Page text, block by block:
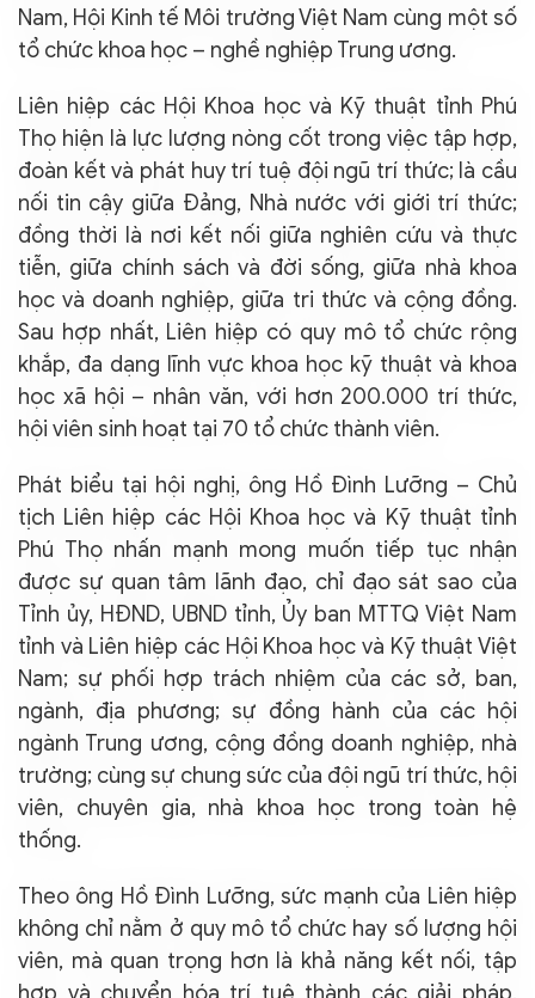
Nam, Hội Kinh tế Môi trường Việt Nam cùng một số
tổ chức khoa học – nghề nghiệp Trung ương.
Liên hiệp các Hội Khoa học và Kỹ thuật tỉnh Phú
Thọ hiện là lực lượng nòng cốt trong việc tập hợp,
đoàn kết và phát huy trí tuệ đội ngũ trí thức; là cầu
nối tin cậy giữa Đảng, Nhà nước với giới trí thức;
đồng thời là nơi kết nối giữa nghiên cứu và thực
tiễn, giữa chính sách và đời sống, giữa nhà khoa
học và doanh nghiệp, giữa tri thức và cộng đồng.
Sau hợp nhất, Liên hiệp có quy mô tổ chức rộng
khắp, đa dạng lĩnh vực khoa học kỹ thuật và khoa
học xã hội – nhân văn, với hơn 200.000 trí thức,
hội viên sinh hoạt tại 70 tổ chức thành viên.
Phát biểu tại hội nghị, ông Hồ Đình Lưỡng – Chủ
tịch Liên hiệp các Hội Khoa học và Kỹ thuật tỉnh
Phú Thọ nhấn mạnh mong muốn tiếp tục nhận
được sự quan tâm lãnh đạo, chỉ đạo sát sao của
Tỉnh ủy, HĐND, UBND tỉnh, Ủy ban MTTQ Việt Nam
tỉnh và Liên hiệp các Hội Khoa học và Kỹ thuật Việt
Nam; sự phối hợp trách nhiệm của các sở, ban,
ngành, địa phương; sự đồng hành của các hội
ngành Trung ương, cộng đồng doanh nghiệp, nhà
trường; cùng sự chung sức của đội ngũ trí thức, hội
viên, chuyên gia, nhà khoa học trong toàn hệ
thống.
Theo ông Hồ Đình Lưỡng, sức mạnh của Liên hiệp
không chỉ nằm ở quy mô tổ chức hay số lượng hội
viên, mà quan trọng hơn là khả năng kết nối, tập